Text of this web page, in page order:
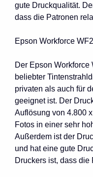
gute Druckqualität.
dass die Patronen
Epson Workforce
Der Epson
beliebter
privaten als auch für
geeignet ist. Der
Auflösung von 4.800
Fotos in einer sehr
Außerdem ist der
und hat eine gute
Druckers ist, dass die